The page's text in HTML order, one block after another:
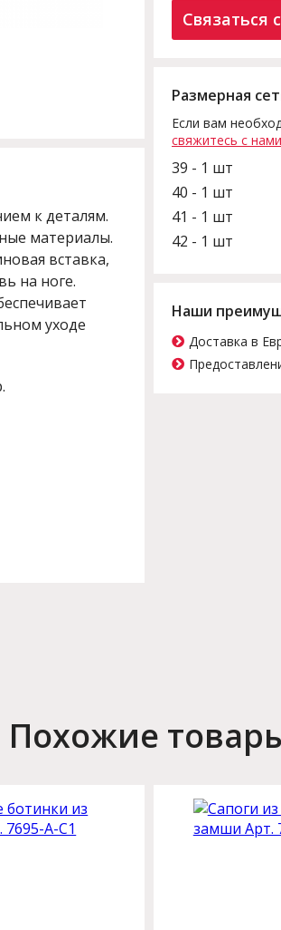
к деталям.
материалы.
вставка,
на ноге.
уходе
Связаться
Размерная
Если вам
свяжитесь с нами
39 - 1 шт
40 - 1 шт
41 - 1 шт
42 - 1 шт
Наши
Доставка в
Похожие